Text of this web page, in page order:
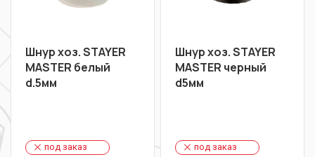
Шнур хоз. STAYER
MASTER белый
d.5мм
под заказ
Шнур хоз. STAYER
MASTER черный
d5мм
под заказ